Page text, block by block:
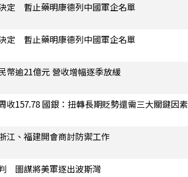
定 暫止藥明康德列中國軍企名單
定 暫止藥明康德列中國軍企名單
幣逾21億元 營收增幅逐季放緩
收157.78 國銀：扭轉長期貶勢還需三大關鍵因素
、福建開會商討防禦工作
圖謀將美軍逐出波斯灣